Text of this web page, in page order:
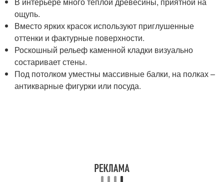
ощупь.
Вместо ярких красок используют приглушенные
оттенки и фактурные поверхности.
Роскошный рельеф каменной кладки визуально
состаривает стены.
Под потолком уместны массивные балки, на полках –
антикварные фигурки или посуда.